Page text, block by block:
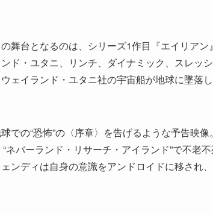
の舞台となるのは、シリーズ1作目『エイリア
ド・ユタニ、リンチ、ダイナミック、スレッ
ェイランド・ユタニ社の宇宙船が地球に墜落
での“恐怖”の〈序章〉を告げるような予告映
ネバーランド・リサーチ・アイランド”で不老
ンディは自身の意識をアンドロイドに移され